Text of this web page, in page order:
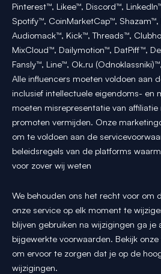
Pinterest™, Likee™, Discord™,
Spotify™, CoinMarketCap™,
Audiomack™, Kick™, Threads™,
MixCloud™, Dailymotion™, DatPiff™,
Fansly™, Line™, Ok.ru
Alle influencers moeten voldoen aan
inclusief intellectuele eigendoms- en
moeten misrepresentatie van
promoten vermijden. Onze
om te voldoen aan de
beleidsregels van de platforms
voor zover wij weten
We behouden ons het recht voor om
onze service op elk moment te
blijven gebruiken na wijzigingen ga je
bijgewerkte voorwaarden. Bekijk
om ervoor te zorgen dat je op de
wijzigingen.